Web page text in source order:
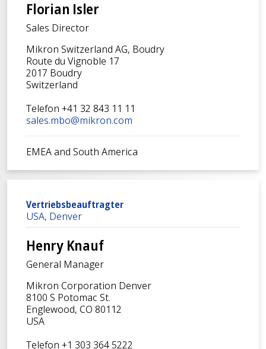
Florian Isler
Sales Director
Mikron Switzerland AG, Boudry
Route du Vignoble 17
2017 Boudry
Switzerland
Telefon +41 32 843 11 11
sales.mbo@mikron.com
EMEA and South America
Vertriebsbeauftragter
USA, Denver
Henry Knauf
General Manager
Mikron Corporation Denver
8100 S Potomac St.
Englewood, CO 80112
USA
Telefon +1 303 364 5222